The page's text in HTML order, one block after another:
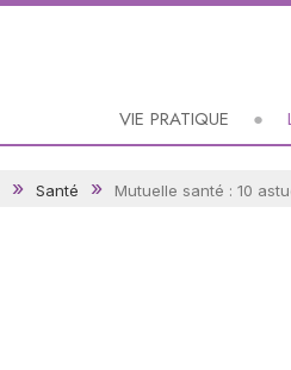
VIE PRATIQUE
Santé Mutuelle santé : 10